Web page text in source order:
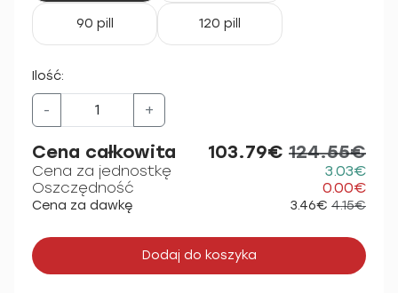
90 pill 120 pill
Ilość:
- +
Cena całkowita 103.79€ 124.55€
Cena za jednostkę
3.03€
Oszczędność
0.00€
Cena za dawkę 3.46€ 4.15€
Dodaj do koszyka